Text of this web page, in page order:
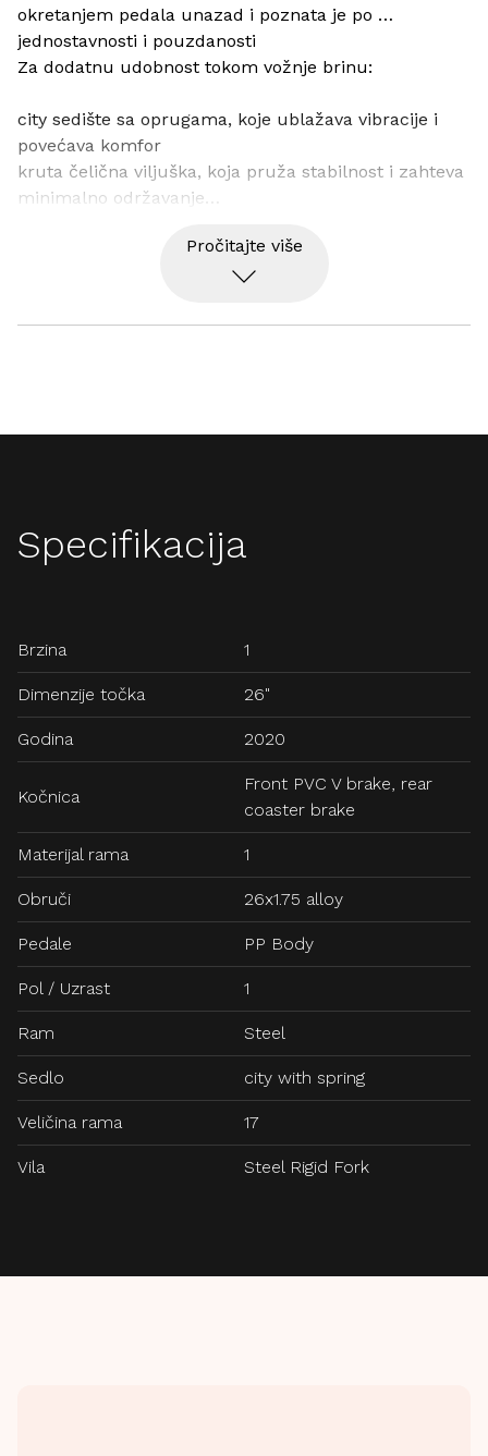
okretanjem pedala unazad i poznata je po
jednostavnosti i pouzdanosti
Za dodatnu udobnost tokom vožnje brinu:
city sedište sa oprugama, koje ublažava vibracije i
povećava komfor
kruta čelična viljuška, koja pruža stabilnost i zahteva
minimalno održavanje
Pročitajte više
Specifikacija
Brzina 1
Dimenzije točka 26"
Godina 2020
Kočnica
Front PVC V brake, rear
coaster brake
Materijal rama 1
Obruči 26x1.75 alloy
Pedale PP Body
Pol / Uzrast 1
Ram Steel
Sedlo city with spring
Veličina rama 17
Vila Steel Rigid Fork